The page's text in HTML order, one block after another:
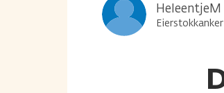
HeleentjeM
Eierstokkanker